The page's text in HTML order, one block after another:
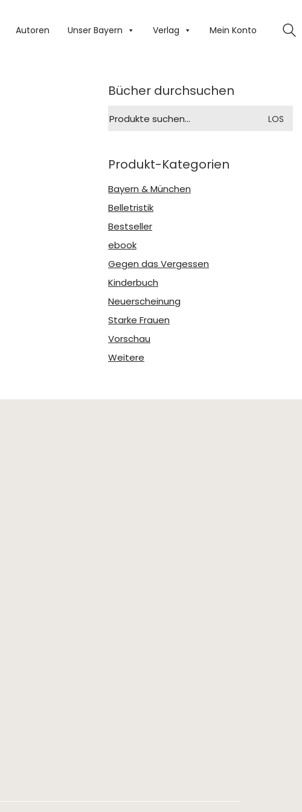
Autoren Unser Bayern Verlag Mein Konto
Bücher durchsuchen
nach:
LOS
Produkt-Kategorien
Bayern & München
Belletristik
Bestseller
ebook
Gegen das Vergessen
Kinderbuch
Neuerscheinung
Starke Frauen
Vorschau
Weitere